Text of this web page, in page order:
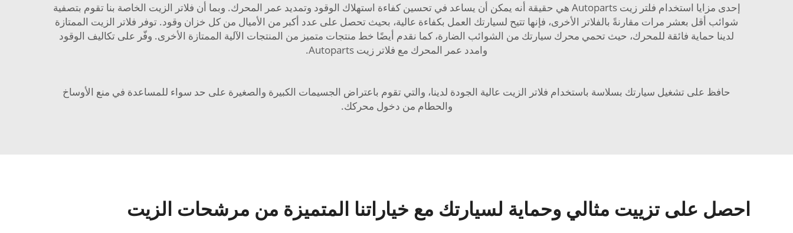
إحدى مزايا استخدام فلتر زيت Autoparts هي حقيقة أنه يمكن أن يساعد في تحسين كفاءة استهلاك الوقود وتمديد عمر المحرك. وبما أن فلاتر الزيت الخاصة بنا تقوم بتصفية
شوائب أقل بعشر مرات مقارنةً بالفلاتر الأخرى، فإنها تتيح لسيارتك العمل بكفاءة عالية، بحيث تحصل على عدد أكبر من الأميال من كل خزان وقود. توفر فلاتر الزيت الممتازة
لدينا حماية فائقة للمحرك، حيث تحمي محرك سيارتك من الشوائب الضارة، كما نقدم أيضًا خط منتجات متميز من المنتجات الآلية الممتازة الأخرى. وفّر على تكاليف الوقود
وامدد عمر المحرك مع فلاتر زيت Autoparts.
حافظ على تشغيل سيارتك بسلاسة باستخدام فلاتر الزيت عالية الجودة لدينا، والتي تقوم باعتراض الجسيمات الكبيرة والصغيرة على حد سواء للمساعدة في منع الأوساخ
والحطام من دخول محركك.
احصل على تزييت مثالي وحماية لسيارتك مع خياراتنا المتميزة من مرشحات الزيت